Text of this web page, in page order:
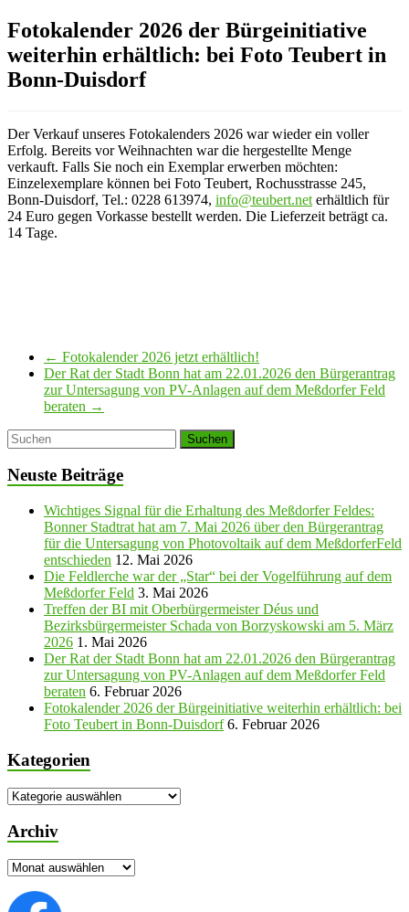
Fotokalender 2026 der Bürgeinitiative
weiterhin erhältlich: bei Foto Teubert in
Bonn-Duisdorf
Der Verkauf unseres Fotokalenders 2026 war wieder ein voller
Erfolg. Bereits vor Weihnachten war die hergestellte Menge
verkauft. Falls Sie noch ein Exemplar erwerben möchten:
Einzelexemplare können bei Foto Teubert, Rochusstrasse 245,
Bonn-Duisdorf, Tel.: 0228 613974, info@teubert.net erhältlich für
24 Euro gegen Vorkasse bestellt werden. Die Lieferzeit beträgt ca.
14 Tage.
← Fotokalender 2026 jetzt erhältlich!
Der Rat der Stadt Bonn hat am 22.01.2026 den Bürgerantrag
zur Untersagung von PV-Anlagen auf dem Meßdorfer Feld
beraten →
Neuste Beiträge
Wichtiges Signal für die Erhaltung des Meßdorfer Feldes:
Bonner Stadtrat hat am 7. Mai 2026 über den Bürgerantrag
für die Untersagung von Photovoltaik auf dem MeßdorferFeld
entschieden 12. Mai 2026
Die Feldlerche war der „Star“ bei der Vogelführung auf dem
Meßdorfer Feld 3. Mai 2026
Treffen der BI mit Oberbürgermeister Déus und
Bezirksbürgermeister Schada von Borzyskowski am 5. März
2026 1. Mai 2026
Der Rat der Stadt Bonn hat am 22.01.2026 den Bürgerantrag
zur Untersagung von PV-Anlagen auf dem Meßdorfer Feld
beraten 6. Februar 2026
Fotokalender 2026 der Bürgeinitiative weiterhin erhältlich: bei
Foto Teubert in Bonn-Duisdorf 6. Februar 2026
Kategorien
Kategorien
Archiv
Archiv